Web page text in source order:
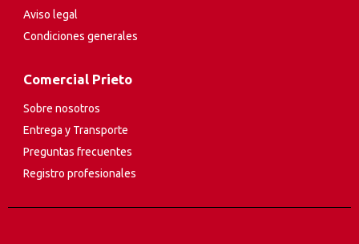
Aviso legal
Condiciones generales
Comercial Prieto
Sobre nosotros
Entrega y Transporte
Preguntas frecuentes
Registro profesionales